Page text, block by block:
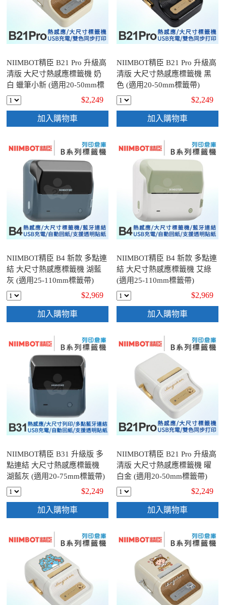
NIIMBOT精臣 B21 Pro 升級高
清版 大尺寸熱感應標籤機 奶
白 蠟筆小新 (適用20-50mm標
籤帶)
$2,249
加入購物車
NIIMBOT精臣 B21 Pro 升級高
清版 大尺寸熱感應標籤機 黑
色 (適用20-50mm標籤帶)
$2,249
加入購物車
NIIMBOT精臣 B4 新款 多點連
結 大尺寸熱感應標籤機 湖藍
灰 (適用25-110mm標籤帶)
$2,969
加入購物車
NIIMBOT精臣 B4 新款 多點連
結 大尺寸熱感應標籤機 艾綠
(適用25-110mm標籤帶)
$2,969
加入購物車
NIIMBOT精臣 B31 升級版 多
點連結 大尺寸熱感應標籤機
湖藍灰 (適用20-75mm標籤帶)
$2,249
加入購物車
NIIMBOT精臣 B21 Pro 升級高
清版 大尺寸熱感應標籤機 曜
白金 (適用20-50mm標籤帶)
$2,249
加入購物車